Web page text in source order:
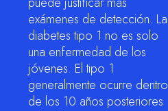
exámenes de detección. La
diabetes tipo 1 no es solo
una enfermedad de los
jóvenes. El tipo 1
generalmente ocurre dentro
de los 10 años posteriores